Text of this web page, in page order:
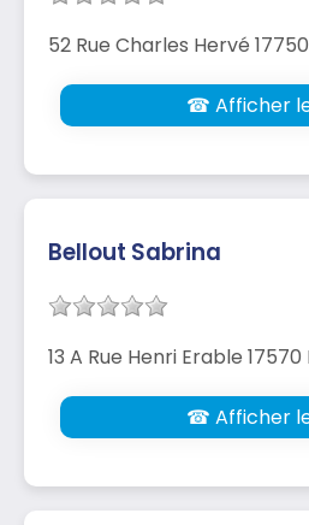
52 Rue Charles Hervé
☎ Afficher
Bellout Sabrina
13 A Rue Henri Erable
☎ Afficher